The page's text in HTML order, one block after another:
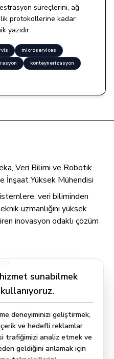
sunabilmek
deneyiminizi geliştirmek,
ve hedefli reklamlar
trafiğimizi analiz etmek ve
geldiğini anlamak için
süreçlerini, ağ
protokollerine kadar
yazıdır.
microservices
konteynerizasyon
Veri Bilimi ve Robotik
İnşaat Yüksek Mühendisi
veri biliminden
uzmanlığını yüksek
inovasyon odaklı çözüm
AI, DataScience &
Robotics
CivilEngineering &
MScEngineer